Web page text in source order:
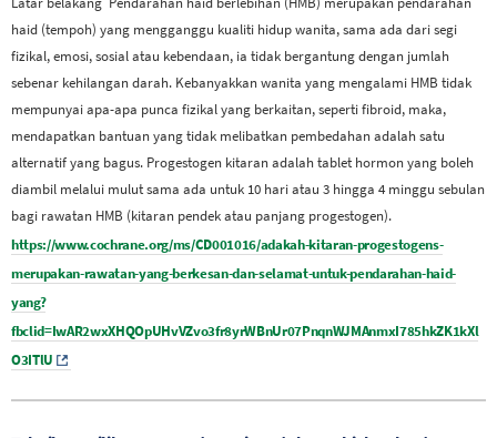
haid (tempoh) yang mengganggu kualiti hidup wanita, sama ada dari segi
fizikal, emosi, sosial atau kebendaan, ia tidak bergantung dengan jumlah
sebenar kehilangan darah. Kebanyakkan wanita yang mengalami HMB tidak
mempunyai apa-apa punca fizikal yang berkaitan, seperti fibroid, maka,
mendapatkan bantuan yang tidak melibatkan pembedahan adalah satu
alternatif yang bagus. Progestogen kitaran adalah tablet hormon yang boleh
diambil melalui mulut sama ada untuk 10 hari atau 3 hingga 4 minggu sebulan
bagi rawatan HMB (kitaran pendek atau panjang progestogen).
https://www.cochrane.org/ms/CD001016/adakah-kitaran-progestogens-
merupakan-rawatan-yang-berkesan-dan-selamat-untuk-pendarahan-haid-
yang?
fbclid=IwAR2wxXHQOpUHvVZvo3fr8yrWBnUr07PnqnWJMAnmxI785hkZK1kXl
O3ITlU